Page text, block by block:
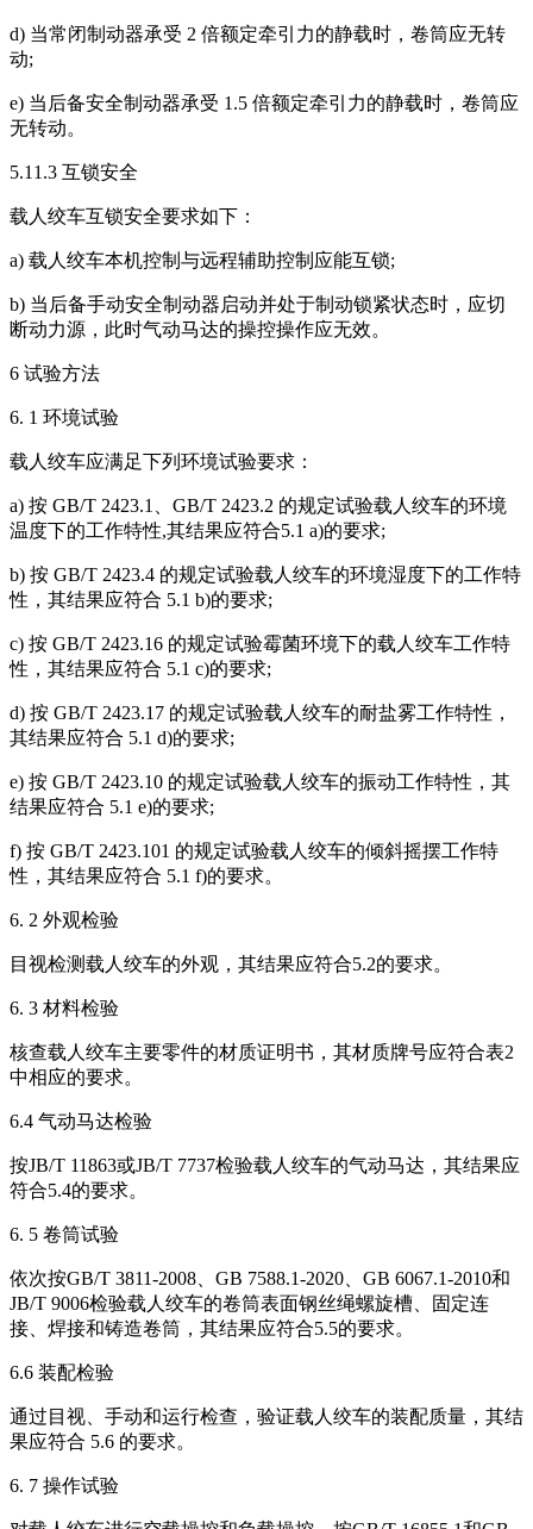
d) 当常闭制动器承受 2 倍额定牵引力的静载时，卷筒应无转
动;
e) 当后备安全制动器承受 1.5 倍额定牵引力的静载时，卷筒应
无转动。
5.11.3 互锁安全
载人绞车互锁安全要求如下：
a) 载人绞车本机控制与远程辅助控制应能互锁;
b) 当后备手动安全制动器启动并处于制动锁紧状态时，应切
断动力源，此时气动马达的操控操作应无效。
6 试验方法
6. 1 环境试验
载人绞车应满足下列环境试验要求：
a) 按 GB/T 2423.1、GB/T 2423.2 的规定试验载人绞车的环境
温度下的工作特性,其结果应符合5.1 a)的要求;
b) 按 GB/T 2423.4 的规定试验载人绞车的环境湿度下的工作特
性，其结果应符合 5.1 b)的要求;
c) 按 GB/T 2423.16 的规定试验霉菌环境下的载人绞车工作特
性，其结果应符合 5.1 c)的要求;
d) 按 GB/T 2423.17 的规定试验载人绞车的耐盐雾工作特性，
其结果应符合 5.1 d)的要求;
e) 按 GB/T 2423.10 的规定试验载人绞车的振动工作特性，其
结果应符合 5.1 e)的要求;
f) 按 GB/T 2423.101 的规定试验载人绞车的倾斜摇摆工作特
性，其结果应符合 5.1 f)的要求。
6. 2 外观检验
目视检测载人绞车的外观，其结果应符合5.2的要求。
6. 3 材料检验
核查载人绞车主要零件的材质证明书，其材质牌号应符合表2
中相应的要求。
6.4 气动马达检验
按JB/T 11863或JB/T 7737检验载人绞车的气动马达，其结果应
符合5.4的要求。
6. 5 卷筒试验
依次按GB/T 3811-2008、GB 7588.1-2020、GB 6067.1-2010和
JB/T 9006检验载人绞车的卷筒表面钢丝绳螺旋槽、固定连
接、焊接和铸造卷筒，其结果应符合5.5的要求。
6.6 装配检验
通过目视、手动和运行检查，验证载人绞车的装配质量，其结
果应符合 5.6 的要求。
6. 7 操作试验